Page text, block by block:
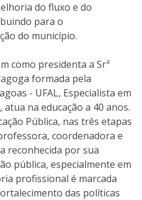
do fluxo e do
para o
do município.
como presidenta a Srª
formada pela
- UFAL, Especialista em
atua na educação a 40 anos.
Pública, nas três etapas
coordenadora e
reconhecida por sua
pública, especialmente em
profissional é marcada
das políticas